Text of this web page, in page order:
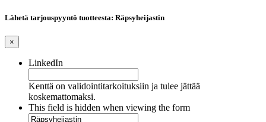
Lähetä tarjouspyyntö tuotteesta: Räpsyheijastin
×
LinkedIn
Kenttä on validointitarkoituksiin ja tulee jättää
koskemattomaksi.
This field is hidden when viewing the form